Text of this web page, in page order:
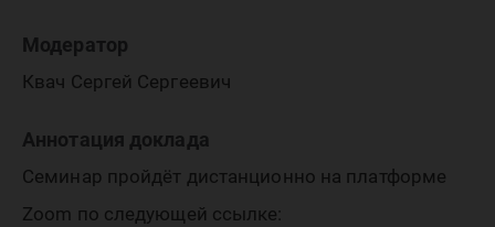
Модератор
Квач Сергей Сергеевич
Аннотация доклада
Семинар пройдёт дистанционно на платформе
Zoom по следующей ссылке: